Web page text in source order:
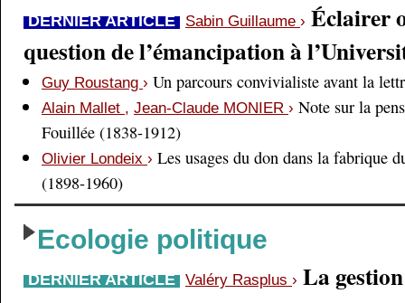
DERNIER ARTICLE Sabin Guillaume › Éclairer
question de l’émancipation à
Guy Roustang › Un parcours convivialiste avant la
Alain Mallet , Jean-Claude MONIER › Note sur la
Fouillée (1838-1912)
Olivier Londeix › Les usages du don dans la fabrique
(1898-1960)
Ecologie politique
DERNIER ARTICLE Valéry Rasplus › La